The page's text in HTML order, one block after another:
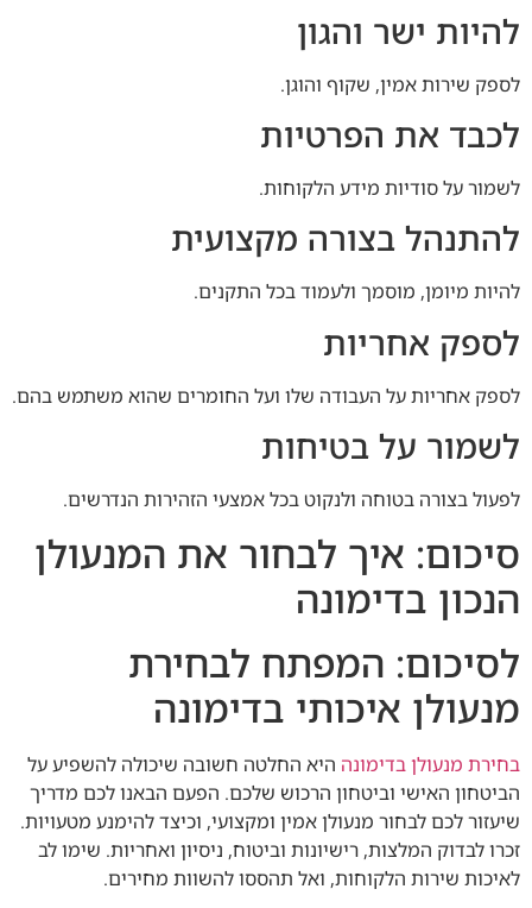
להיות ישר והגון
לספק שירות אמין, שקוף והוגן.
לכבד את הפרטיות
לשמור על סודיות מידע הלקוחות.
להתנהל בצורה מקצועית
להיות מיומן, מוסמך ולעמוד בכל התקנים.
לספק אחריות
לספק אחריות על העבודה שלו ועל החומרים שהוא משתמש בהם.
לשמור על בטיחות
לפעול בצורה בטוחה ולנקוט בכל אמצעי הזהירות הנדרשים.
סיכום: איך לבחור את המנעולן
הנכון בדימונה
לסיכום: המפתח לבחירת
מנעולן איכותי בדימונה
בחירת מנעולן בדימונה היא החלטה חשובה שיכולה להשפיע על
הביטחון האישי וביטחון הרכוש שלכם. הפעם הבאנו לכם מדריך
שיעזור לכם לבחור מנעולן אמין ומקצועי, וכיצד להימנע מטעויות.
זכרו לבדוק המלצות, רישיונות וביטוח, ניסיון ואחריות. שימו לב
לאיכות שירות הלקוחות, ואל תהססו להשוות מחירים.